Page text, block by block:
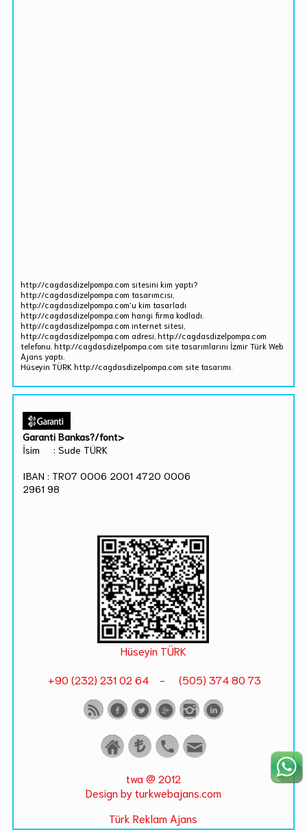
http://cagdasdizelpompa.com sitesini kim yaptı?
http://cagdasdizelpompa.com tasarımcısı,
http://cagdasdizelpompa.com'u kim tasarladı
http://cagdasdizelpompa.com hangi firma kodladı.
http://cagdasdizelpompa.com internet sitesi,
http://cagdasdizelpompa.com adresi, http://cagdasdizelpompa.com
telefonu. http://cagdasdizelpompa.com site tasarımlarını İzmir Türk Web
Ajans yaptı.
Hüseyin TÜRK http://cagdasdizelpompa.com site tasarımı.
Garanti Bankas?/font>
İsim : Sude TÜRK
IBAN : TR07 0006 2001 4720 0006
2961 98
Hüseyin TÜRK
+90 (232) 231 02 64 - (505) 374 80 73
twa @ 2012
Design by turkwebajans.com
Türk Reklam Ajans